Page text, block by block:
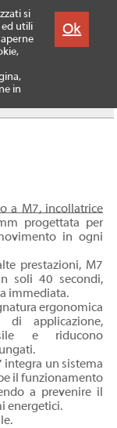
si
utili
in
Ok
Prodotti
a M7, incollatrice
progettata per
in ogni
prestazioni, M7
soli 40 secondi,
immediata.
ergonomica
di applicazione,
e riducono
integra un sistema
il funzionamento
a prevenire il
energetici.